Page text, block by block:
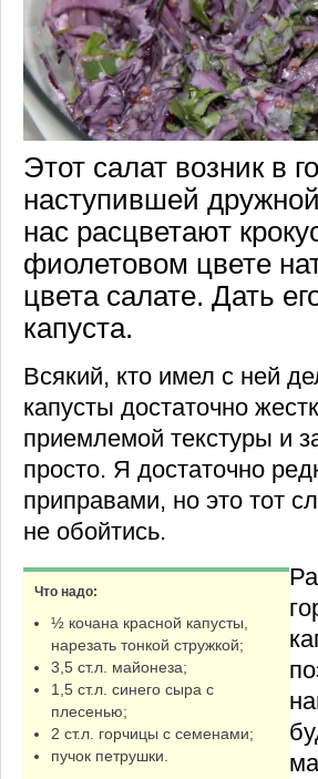
Этот салат возник в
наступившей
нас расцветают
фиолетовом цвете
цвета салате. Дать
капуста.
Всякий, кто имел с ней
капусты достаточно
приемлемой текстуры и
просто. Я достаточно
приправами, но это тот
не обойтись.
Что надо:
½ кочана красной капусты,
нарезать тонкой стружкой;
3,5 ст.л. майонеза;
1,5 ст.л. синего сыра с
плесенью;
2 ст.л. горчицы с семенами;
пучок петрушки.